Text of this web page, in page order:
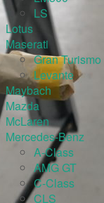
LS
Lotus
Maserati
Gran Turismo
Levante
Maybach
Mazda
McLaren
Mercedes-Benz
A-Class
AMG GT
C-Class
CLS